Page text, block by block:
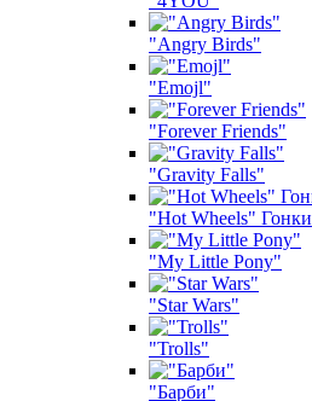
"Angry Birds"
"Emojl"
"Forever Friends"
"Gravity Falls"
"Hot Wheels" Гонки
"My Little Pony"
"Star Wars"
"Trolls"
"Барби"